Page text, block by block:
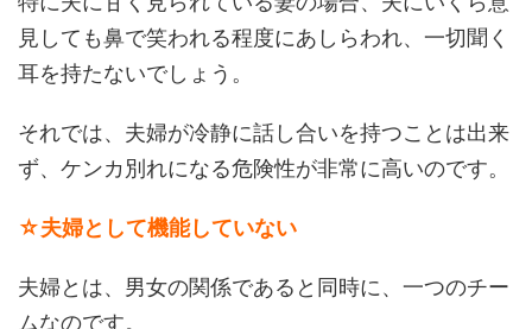
見しても鼻で笑われる程度にあしらわれ、一切聞く
耳を持たないでしょう。
それでは、夫婦が冷静に話し合いを持つことは出来
ず、ケンカ別れになる危険性が非常に高いのです。
☆夫婦として機能していない
夫婦とは、男女の関係であると同時に、一つのチー
ムなのです。